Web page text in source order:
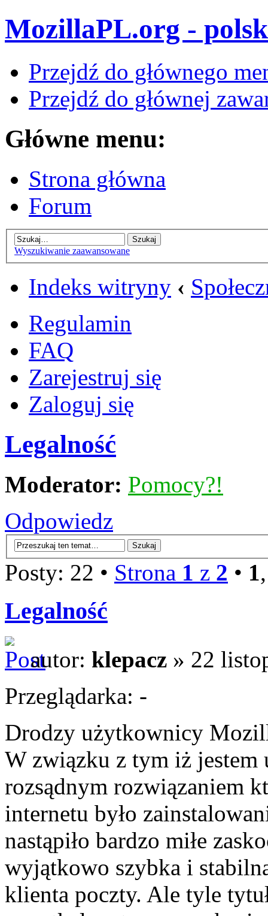
MozillaPL.org -
Przejdź do głównego
Przejdź do głównej
Główne menu:
Strona główna
Forum
Wyszukiwanie zaawansowane
Indeks witryny ‹
Regulamin
FAQ
Zarejestruj się
Zaloguj się
Legalność
Moderator: Pomocy?!
Odpowiedz
Posty: 22 • Strona 1 z 2 • 1
Legalność
autor: klepacz » 22
Przeglądarka: -
Drodzy użytkownicy
W związku z tym iż
rozsądnym rozwiązaniem
internetu było
nastąpiło bardzo miłe
wyjątkowo szybka i
klienta poczty. Ale tyle